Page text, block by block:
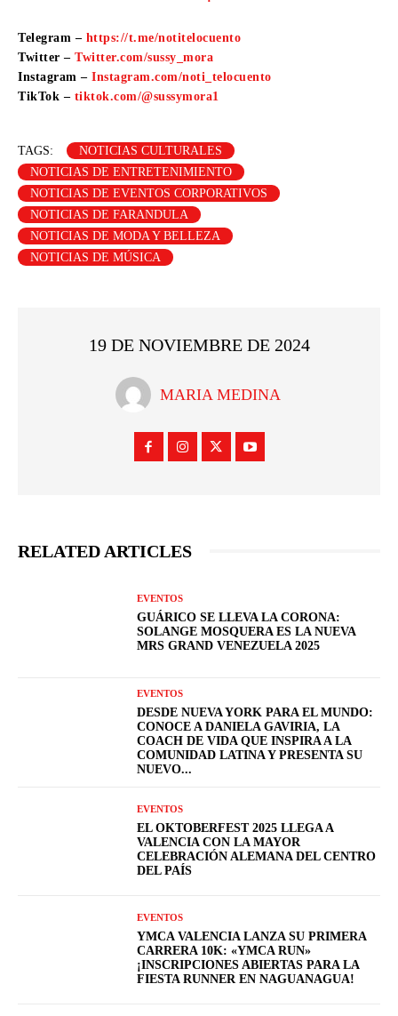
Telegram – https://t.me/notitelocuento
Twitter – Twitter.com/sussy_mora
Instagram – Instagram.com/noti_telocuento
TikTok – tiktok.com/@sussymora1
TAGS:
NOTICIAS CULTURALES
NOTICIAS DE ENTRETENIMIENTO
NOTICIAS DE EVENTOS CORPORATIVOS
NOTICIAS DE FARANDULA
NOTICIAS DE MODA Y BELLEZA
NOTICIAS DE MÚSICA
19 DE NOVIEMBRE DE 2024
MARIA MEDINA
RELATED ARTICLES
EVENTOS
GUÁRICO SE LLEVA LA CORONA:
SOLANGE MOSQUERA ES LA NUEVA
MRS GRAND VENEZUELA 2025
EVENTOS
DESDE NUEVA YORK PARA EL MUNDO:
CONOCE A DANIELA GAVIRIA, LA
COACH DE VIDA QUE INSPIRA A LA
COMUNIDAD LATINA Y PRESENTA SU
NUEVO...
EVENTOS
EL OKTOBERFEST 2025 LLEGA A
VALENCIA CON LA MAYOR
CELEBRACIÓN ALEMANA DEL CENTRO
DEL PAÍS
EVENTOS
YMCA VALENCIA LANZA SU PRIMERA
CARRERA 10K: «YMCA RUN»
¡INSCRIPCIONES ABIERTAS PARA LA
FIESTA RUNNER EN NAGUANAGUA!